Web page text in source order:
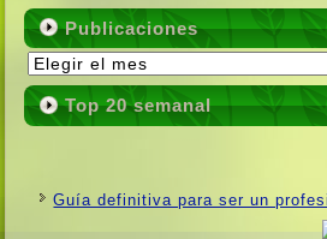
Publicaciones
Publicaciones
Top 20 semanal
Guí­a definitiva para ser un